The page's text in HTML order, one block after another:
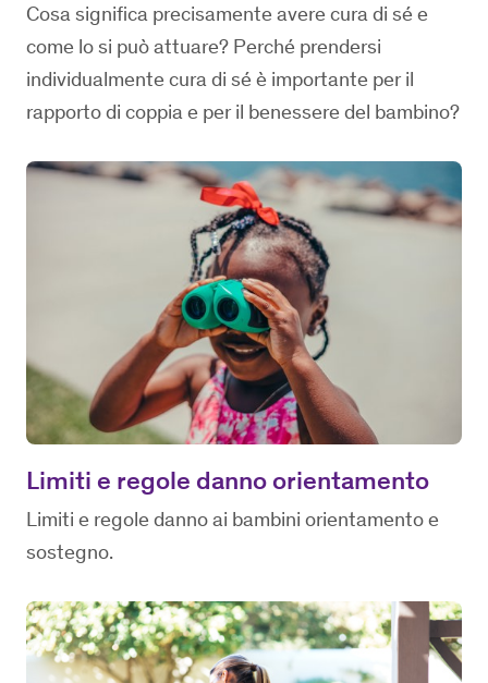
Cosa significa precisamente avere cura di sé e
come lo si può attuare? Perché prendersi
individualmente cura di sé è importante per il
rapporto di coppia e per il benessere del bambino?
Limiti e regole danno orientamento
Limiti e regole danno ai bambini orientamento e
sostegno.